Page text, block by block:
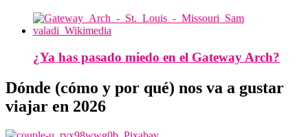
¿Ya has pasado miedo en el Gateway Arch?
Dónde (cómo y por qué) nos va a gustar
viajar en 2026